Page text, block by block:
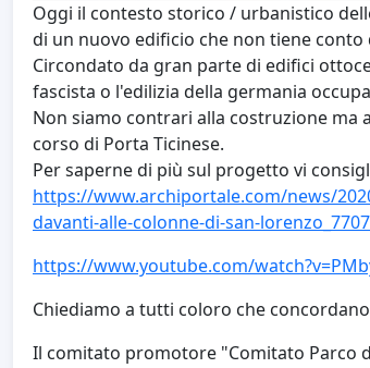
Oggi il contesto storico / urbanistico
di un nuovo edificio che non tiene
Circondato da gran parte di edifici
fascista o l'edilizia della germania
Non siamo contrari alla costruzione ma
corso di Porta Ticinese.
Per saperne di più sul progetto vi
https://www.archiportale.com/news/
davanti-alle-colonne-di-san-
https://www.youtube.com/
Chiediamo a tutti coloro che
Il comitato promotore "Comitato Parco